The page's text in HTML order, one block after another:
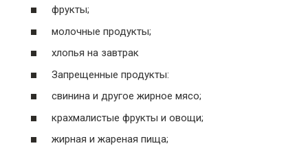
фрукты;
молочные продукты;
хлопья на завтрак
Запрещенные продукты:
свинина и другое жирное мясо;
крахмалистые фрукты и овощи;
жирная и жареная пища;